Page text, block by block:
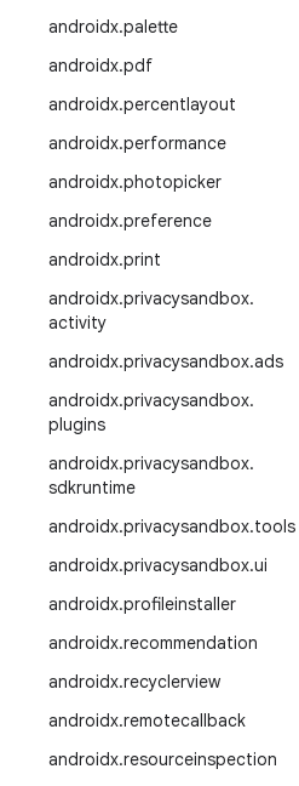
androidx.palette
androidx.pdf
androidx.percentlayout
androidx.performance
androidx.photopicker
androidx.preference
androidx.print
androidx.privacysandbox.
activity
androidx.privacysandbox.ads
androidx.privacysandbox.
plugins
androidx.privacysandbox.
sdkruntime
androidx.privacysandbox.tools
androidx.privacysandbox.ui
androidx.profileinstaller
androidx.recommendation
androidx.recyclerview
androidx.remotecallback
androidx.resourceinspection